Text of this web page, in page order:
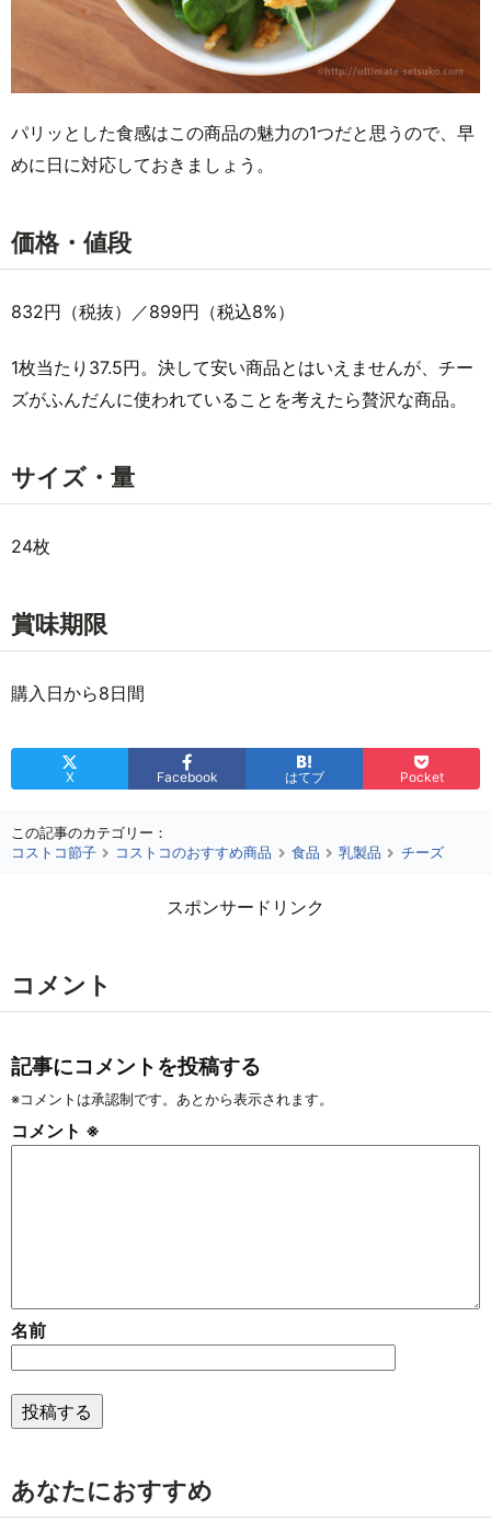
パリッとした食感はこの商品の魅力の1つだと思うので、早
めに日に対応しておきましょう。
価格・値段
832円（税抜）／899円（税込8%）
1枚当たり37.5円。決して安い商品とはいえませんが、チー
ズがふんだんに使われていることを考えたら贅沢な商品。
サイズ・量
24枚
賞味期限
購入日から8日間
X Facebook はてブ Pocket
この記事のカテゴリー：
コストコ節子
コストコのおすすめ商品 食品 乳製品 チーズ
スポンサードリンク
コメント
記事にコメントを投稿する
※コメントは承認制です。あとから表示されます。
コメント ※
名前
あなたにおすすめ